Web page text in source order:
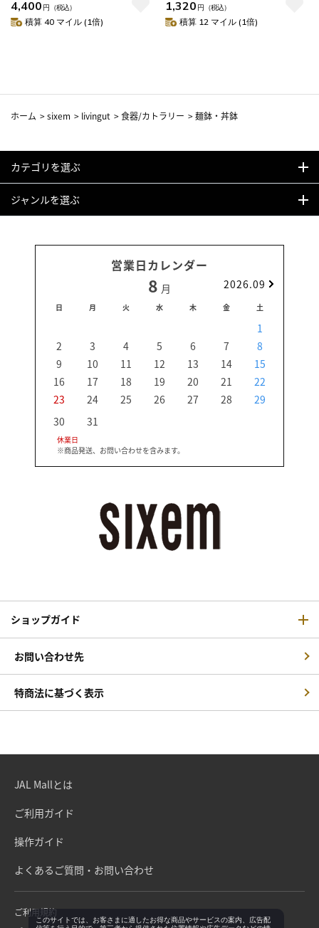
ル ボウル 蓋付き おしゃれ シン
プル ）
4,400 円 （税込）
積算 40 マイル (1倍)
目調 和食器 ）
1,320 円 （税込）
積算 12 マイル (1倍)
ホーム >sixem > livingut >食器/カトラリー >麺鉢・丼鉢
カテゴリを選ぶ
ジャンルを選ぶ
営業日カレンダー
8 月 2026.09
日 月 火 水 木 金 土
1
2
3 4 5 6 7
8
9
10 11 12 13 14
15
16
17 18 19 20 21
22
23
24 25 26 27 28
29
30
31
休業日
※商品発送、お問い合わせを含みます。
ショップガイド
お問い合わせ先
特商法に基づく表示
JAL Mallとは
ご利用ガイド
操作ガイド
よくあるご質問・お問い合わせ
ご利用規約
このサイトでは、お客さまに適したお得な商品やサービスの案内、広告配